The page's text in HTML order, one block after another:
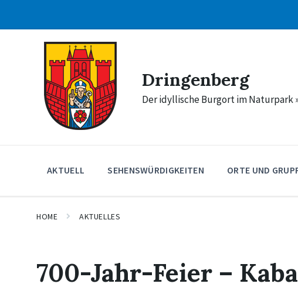
content
main
footer
Dringenberg
Der idyllische Burgort im Naturpark
AKTUELL SEHENSWÜRDIGKEITEN ORTE UND
HOME AKTUELLES
700-Jahr-Feier –